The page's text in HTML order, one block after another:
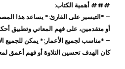
### أهمية الكتاب:
– *التيسير على القارئ:* يساعد هذا
أو متقدمين، على فهم المعاني وتطبيق
– *مناسب لجميع الأعمار:* يمكن للجميع
كان الهدف تحسين التلاوة أو فهم أعمق